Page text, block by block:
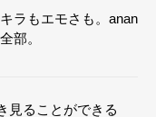
ラもエモさも。anan
部。
見ることができる